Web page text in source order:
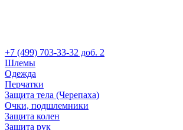
+7 (499) 703-33-32 доб. 2
Шлемы
Одежда
Перчатки
Защита тела (Черепаха)
Очки, подшлемники
Защита колен
Защита рук